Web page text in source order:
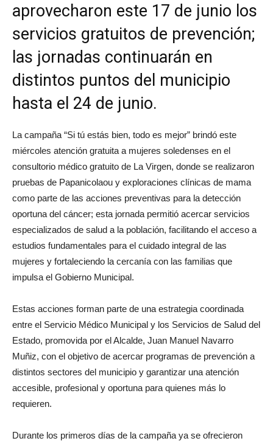
aprovecharon este 17 de junio los
servicios gratuitos de prevención;
las jornadas continuarán en
distintos puntos del municipio
hasta el 24 de junio.
La campaña “Si tú estás bien, todo es mejor” brindó este
miércoles atención gratuita a mujeres soledenses en el
consultorio médico gratuito de La Virgen, donde se realizaron
pruebas de Papanicolaou y exploraciones clínicas de mama
como parte de las acciones preventivas para la detección
oportuna del cáncer; esta jornada permitió acercar servicios
especializados de salud a la población, facilitando el acceso a
estudios fundamentales para el cuidado integral de las
mujeres y fortaleciendo la cercanía con las familias que
impulsa el Gobierno Municipal.
Estas acciones forman parte de una estrategia coordinada
entre el Servicio Médico Municipal y los Servicios de Salud del
Estado, promovida por el Alcalde, Juan Manuel Navarro
Muñiz, con el objetivo de acercar programas de prevención a
distintos sectores del municipio y garantizar una atención
accesible, profesional y oportuna para quienes más lo
requieren.
Durante los primeros días de la campaña ya se ofrecieron